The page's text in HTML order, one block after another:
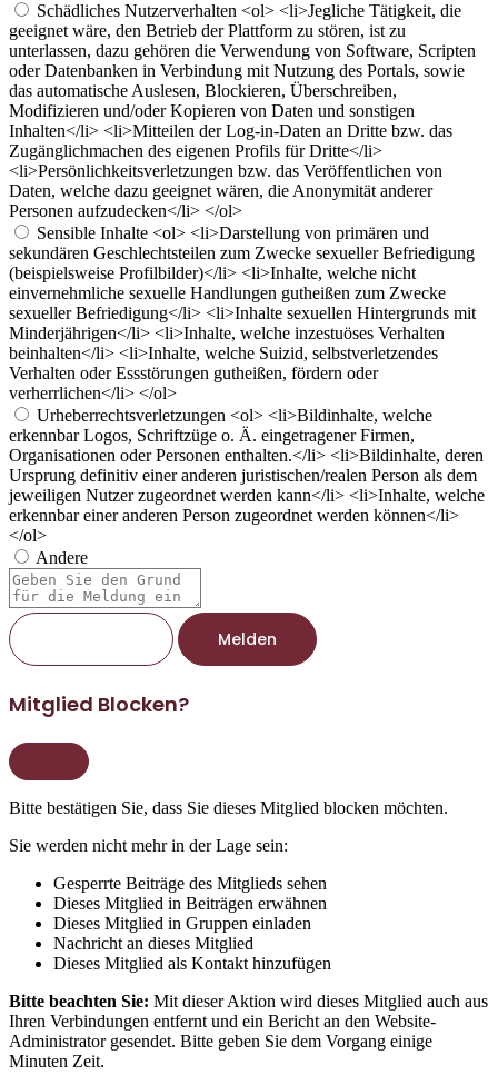
Schädliches Nutzerverhalten <ol> <li>Jegliche Tätigkeit, die
geeignet wäre, den Betrieb der Plattform zu stören, ist zu
unterlassen, dazu gehören die Verwendung von Software, Scripten
oder Datenbanken in Verbindung mit Nutzung des Portals, sowie
das automatische Auslesen, Blockieren, Überschreiben,
Modifizieren und/oder Kopieren von Daten und sonstigen
Inhalten</li> <li>Mitteilen der Log-in-Daten an Dritte bzw. das
Zugänglichmachen des eigenen Profils für Dritte</li>
<li>Persönlichkeitsverletzungen bzw. das Veröffentlichen von
Daten, welche dazu geeignet wären, die Anonymität anderer
Personen aufzudecken</li> </ol>
Sensible Inhalte <ol> <li>Darstellung von primären und
sekundären Geschlechtsteilen zum Zwecke sexueller Befriedigung
(beispielsweise Profilbilder)</li> <li>Inhalte, welche nicht
einvernehmliche sexuelle Handlungen gutheißen zum Zwecke
sexueller Befriedigung</li> <li>Inhalte sexuellen Hintergrunds mit
Minderjährigen</li> <li>Inhalte, welche inzestuöses Verhalten
beinhalten</li> <li>Inhalte, welche Suizid, selbstverletzendes
Verhalten oder Essstörungen gutheißen, fördern oder
verherrlichen</li> </ol>
Urheberrechtsverletzungen <ol> <li>Bildinhalte, welche
erkennbar Logos, Schriftzüge o. Ä. eingetragener Firmen,
Organisationen oder Personen enthalten.</li> <li>Bildinhalte, deren
Ursprung definitiv einer anderen juristischen/realen Person als dem
jeweiligen Nutzer zugeordnet werden kann</li> <li>Inhalte, welche
erkennbar einer anderen Person zugeordnet werden können</li>
</ol>
Andere
Berichtsnotiz
Melden
Mitglied Blocken?
Bitte bestätigen Sie, dass Sie dieses Mitglied blocken möchten.
Sie werden nicht mehr in der Lage sein:
Gesperrte Beiträge des Mitglieds sehen
Dieses Mitglied in Beiträgen erwähnen
Dieses Mitglied in Gruppen einladen
Nachricht an dieses Mitglied
Dieses Mitglied als Kontakt hinzufügen
Bitte beachten Sie: Mit dieser Aktion wird dieses Mitglied auch aus
Ihren Verbindungen entfernt und ein Bericht an den Website-
Administrator gesendet. Bitte geben Sie dem Vorgang einige
Minuten Zeit.